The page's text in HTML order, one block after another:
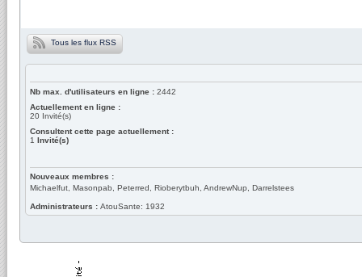
Tous les flux RSS
Nb max. d'utilisateurs en ligne : 2442
Actuellement en ligne :
20 Invité(s)
Consultent cette page actuellement :
1 Invité(s)
Nouveaux membres :
Michaelfut, Masonpab, Peterred, Rioberytbuh, AndrewNup, Darrelstees
Administrateurs : AtouSante: 1932